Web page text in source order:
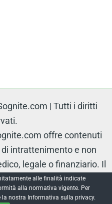
| Tutti i diritti
offre contenuti
intrattenimento e non
legale o finanziario. Il
essere riprodotto senza
alle finalità indicate
alla normativa vigente. Per
nostra Informativa sulla privacy.